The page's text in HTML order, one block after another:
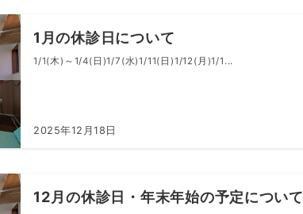
1月の休診日について
1/1(木)～1/4(日)1/7(水)1/11(日)1/12(月)1/1...
2025年12月18日
12月の休診日・年末年始の予定について